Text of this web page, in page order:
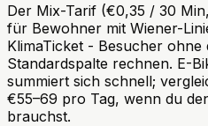
Der Mix-Tarif (€0,35 / 30
für Bewohner mit Wiener-
KlimaTicket - Besucher ohne
Standardspalte rechnen. E-
summiert sich schnell;
€55–69 pro Tag, wenn du
brauchst.